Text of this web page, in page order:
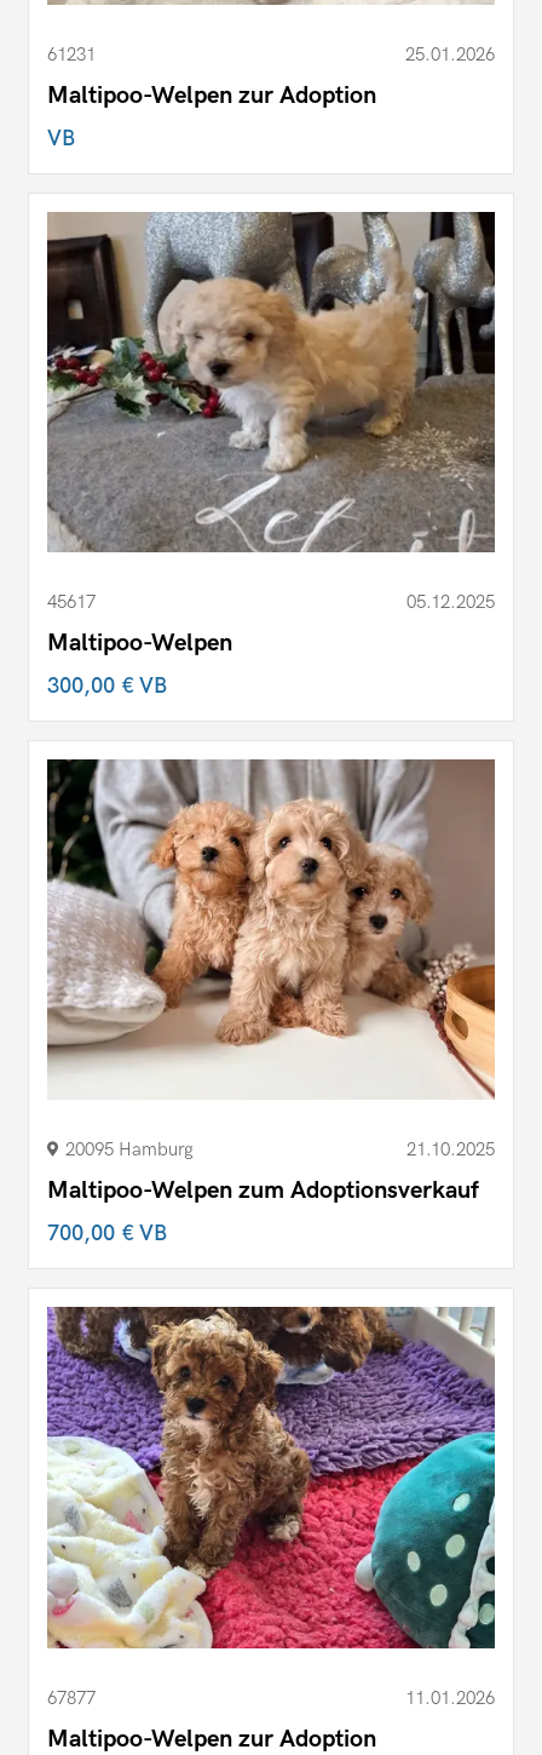
61231 25.01.2026
Maltipoo-Welpen zur Adoption
VB
45617 05.12.2025
Maltipoo-Welpen
300,00 €VB
20095 Hamburg 21.10.2025
Maltipoo-Welpen zum Adoptionsverkauf
700,00 €VB
67877 11.01.2026
Maltipoo-Welpen zur Adoption